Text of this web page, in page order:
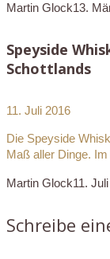
Martin Glock13.
Speyside
Schottlands
11. Juli 2016
Die Speyside
Maß aller Dinge.
Martin Glock11.
Schreibe